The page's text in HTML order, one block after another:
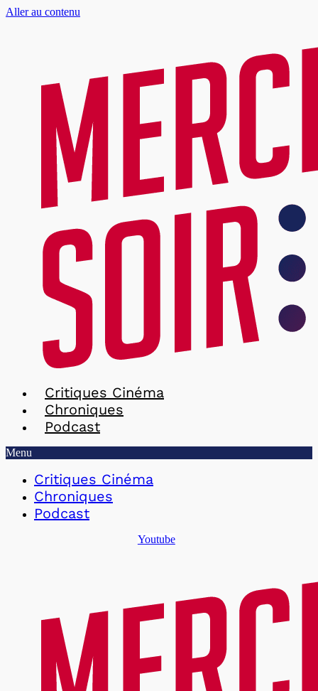
Aller au contenu
Critiques Cinéma
Chroniques
Podcast
Menu
Critiques Cinéma
Chroniques
Podcast
Youtube